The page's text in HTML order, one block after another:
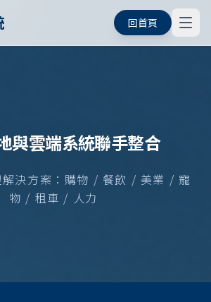
回首頁
與雲端系統聯手整合
解決方案：購物 / 餐飲 / 美業 / 寵
物 / 租車 / 人力